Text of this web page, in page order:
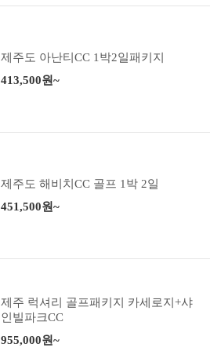
제주도 아난티CC 1박2일패키지
413,500원~
제주도 해비치CC 골프 1박 2일
451,500원~
제주 럭셔리 골프패키지 카세로지+샤
인빌파크CC
955,000원~